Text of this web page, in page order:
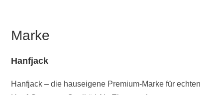
Marke
Hanfjack
Hanfjack – die hauseigene Premium-Marke für echten